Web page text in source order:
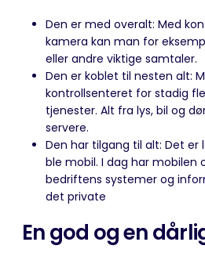
Den er med overalt: Med
kamera kan man for
eller andre viktige samtaler.
Den er koblet til nesten alt:
kontrollsenteret for stadig
tjenester. Alt fra lys, bil og
servere.
Den har tilgang til alt: Det
ble mobil. I dag har mobilen
bedriftens systemer og
det private
En god og en